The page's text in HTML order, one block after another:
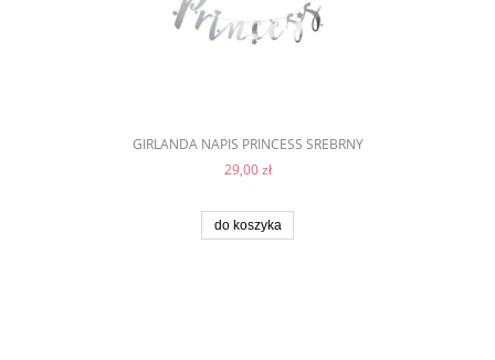
GIRLANDA NAPIS PRINCESS SREBRNY
29,00 zł
do koszyka